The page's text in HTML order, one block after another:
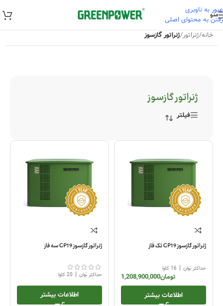
عبور به ناوبری
رفتن به محتوای اصلی
منو
خانه/ژنراتور/ژنراتور گازسوز
ژنراتور گازسوز
فیلتر
ژنراتور گازسوز GP19 تک فاز
حداکثر توان | 16 کاوا
تومان1,208,900,000
اطلاعات بیشتر
ژنراتور گازسوز GP19 سه فاز
حداکثر توان | 20 کاوا
اطلاعات بیشتر